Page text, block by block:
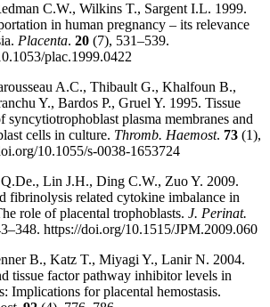
C.W., Wilkins T., Sargent I.L. 1999.
in human pregnancy – its relevance
Placenta. 20 (7), 531–539.
plac.1999.0422
A.C., Thibault G., Khalfoun B.,
Y., Bardos P., Gruel Y. 1995. Tissue
syncytiotrophoblast plasma membranes and
cells in culture. Thromb. Haemost. 73 (1),
10.1055/s-0038-1653724
Lin J.H., Ding C.W., Zuo Y. 2009.
fibrinolysis related cytokine imbalance in
role of placental trophoblasts. J. Perinat.
https://doi.org/10.1515/JPM.2009.060
B., Katz T., Miyagi Y., Lanir N. 2004.
tissue factor pathway inhibitor levels in
Implications for placental hemostasis.